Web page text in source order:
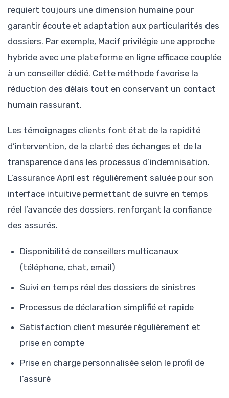
requiert toujours une dimension humaine pour
garantir écoute et adaptation aux particularités des
dossiers. Par exemple, Macif privilégie une approche
hybride avec une plateforme en ligne efficace couplée
à un conseiller dédié. Cette méthode favorise la
réduction des délais tout en conservant un contact
humain rassurant.
Les témoignages clients font état de la rapidité
d’intervention, de la clarté des échanges et de la
transparence dans les processus d’indemnisation.
L’assurance April est régulièrement saluée pour son
interface intuitive permettant de suivre en temps
réel l’avancée des dossiers, renforçant la confiance
des assurés.
Disponibilité de conseillers multicanaux
(téléphone, chat, email)
Suivi en temps réel des dossiers de sinistres
Processus de déclaration simplifié et rapide
Satisfaction client mesurée régulièrement et
prise en compte
Prise en charge personnalisée selon le profil de
l’assuré